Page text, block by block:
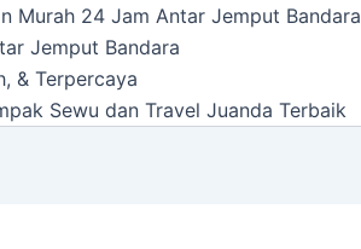
Murah 24 Jam Antar Jemput Bandara
Jemput Bandara
& Terpercaya
Sewu dan Travel Juanda Terbaik